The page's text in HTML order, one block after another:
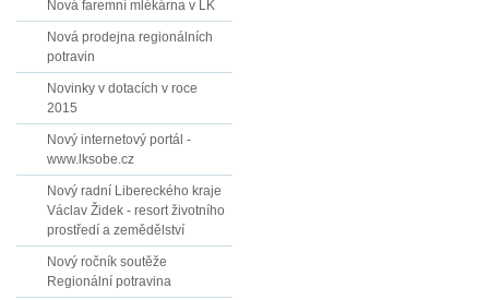
Nová faremní mlékárna v LK
Nová prodejna regionálních
potravin
Novinky v dotacích v roce
2015
Nový internetový portál -
www.lksobe.cz
Nový radní Libereckého kraje
Václav Židek - resort životního
prostředí a zemědělství
Nový ročník soutěže
Regionální potravina